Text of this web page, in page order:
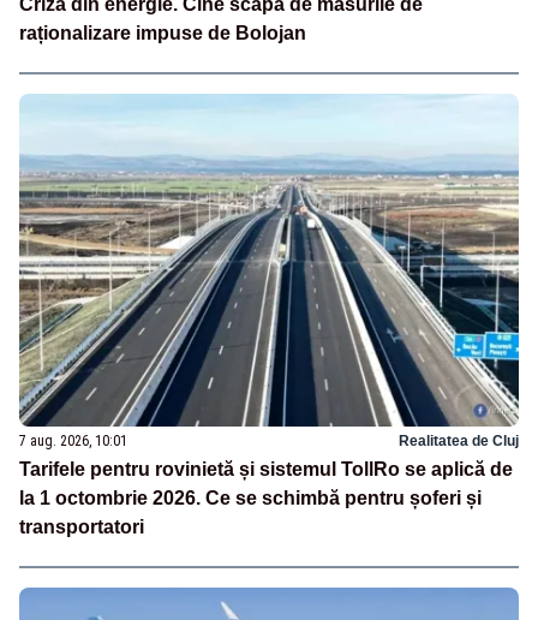
Criza din energie. Cine scapă de măsurile de
raționalizare impuse de Bolojan
7 aug. 2026, 10:01 Realitatea de Cluj
Tarifele pentru rovinietă și sistemul TollRo se aplică de
la 1 octombrie 2026. Ce se schimbă pentru șoferi și
transportatori